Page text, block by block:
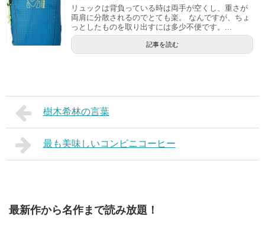
リュックは背負っている時は両手が空くし、重さが
両肩に分散されるのでとても楽。 なんですが、ちょ
っとしたものを取り出すには多少不便です。...
記事を読む
樹木希林の言葉
最も美味しいコンビニコーヒー
最新作から名作まで読み放題！